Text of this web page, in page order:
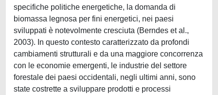
specifiche politiche energetiche, la domanda di
biomassa legnosa per fini energetici, nei paesi
sviluppati è notevolmente cresciuta (Berndes et al.,
2003). In questo contesto caratterizzato da profondi
cambiamenti strutturali e da una maggiore concorrenza
con le economie emergenti, le industrie del settore
forestale dei paesi occidentali, negli ultimi anni, sono
state costrette a sviluppare prodotti e processi